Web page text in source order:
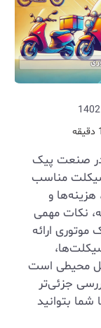
در صنعت پیک
مناسب
هزینه‌ها و
نکات مهمی
ارائه
محیطی است
جزئی‌تر
شما بتوانید